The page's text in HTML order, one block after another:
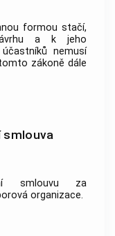
formou stačí,
a k jeho
nemusí
zákoně dále
smlouva
smlouvu za
organizace.